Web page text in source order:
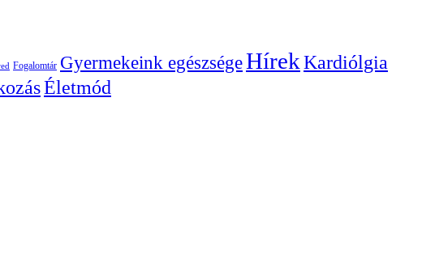
Fogalomtár Gyermekeink egészségeHírekKardiólgia
Életmód